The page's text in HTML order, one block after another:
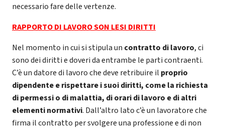
necessario fare delle vertenze.
RAPPORTO DI LAVORO SON LESI DIRITTI
Nel momento in cui si stipula un contratto di lavoro, ci
sono dei diritti e doveri da entrambe le parti contraenti.
C’è un datore di lavoro che deve retribuire il proprio
dipendente e rispettare i suoi diritti, come la richiesta
di permessi o di malattia, di orari di lavoro e di altri
elementi normativi. Dall’altro lato c’è un lavoratore che
firma il contratto per svolgere una professione e di non